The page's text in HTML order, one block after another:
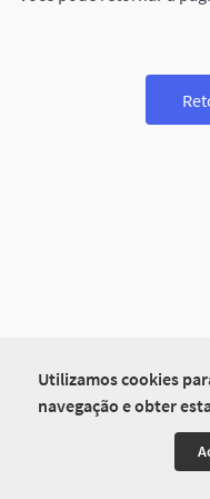
Utilizamos cookies
navegação e obter